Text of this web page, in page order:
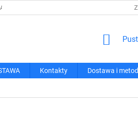
I METODY PŁATNOŚCI REGULAMIN
Kontakty Dostawa i